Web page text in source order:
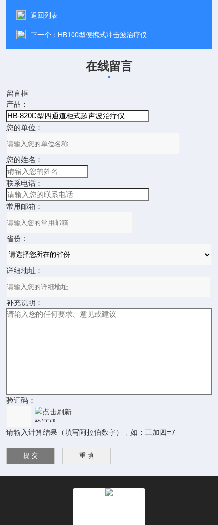
返回列表
下一个： HB100型便携式冲击波治疗仪
在线留言
留言框
产品：
您的单位：
您的姓名：
联系电话：
常用邮箱：
省份：
详细地址：
补充说明：
验证码：
请输入计算结果（填写阿拉伯数字），如：三加四=7